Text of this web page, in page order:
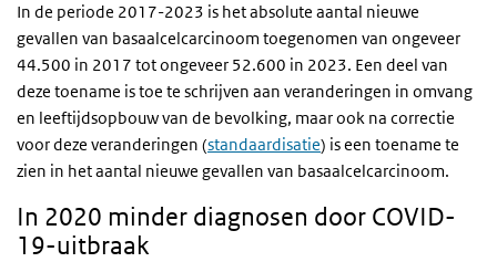
In de periode 2017-2023 is het absolute aantal nieuwe
gevallen van basaalcelcarcinoom toegenomen van ongeveer
44.500 in 2017 tot ongeveer 52.600 in 2023. Een deel van
deze toename is toe te schrijven aan veranderingen in omvang
en leeftijdsopbouw van de bevolking, maar ook na correctie
voor deze veranderingen (standaardisatie) is een toename te
zien in het aantal nieuwe gevallen van basaalcelcarcinoom.
In 2020 minder diagnosen door COVID-
19-uitbraak